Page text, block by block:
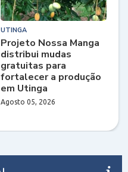
UTINGA
Projeto Nossa Manga
distribui mudas
gratuitas para
fortalecer a produção
em Utinga
Agosto 05, 2026